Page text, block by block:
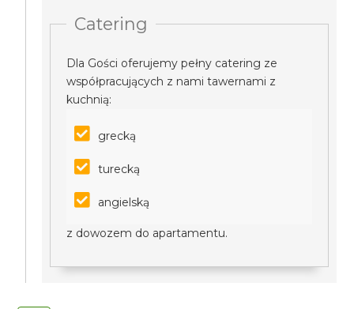
Catering
Dla Gości oferujemy pełny catering ze
współpracujących z nami tawernami z
kuchnią:
grecką
turecką
angielską
z dowozem do apartamentu.